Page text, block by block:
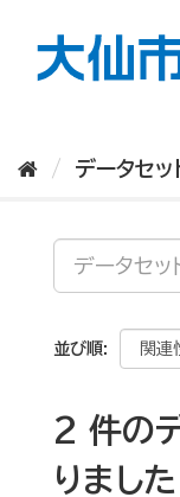
データセッ
並び順
2 件の
りました